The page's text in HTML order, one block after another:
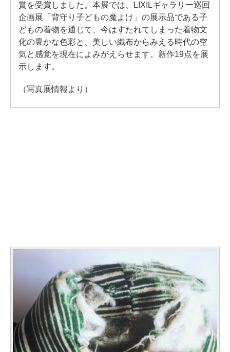
賞を受賞しました。本展では、LIXILギャラリー巡回
企画展「背守り子どもの魔よけ」の展示品である子
どもの着物を通じて、今はすたれてしまった着物文
化の豊かな色彩と、美しい織布からみえる時代の空
気と感覚を現在によみがえらせます。新作19点を展
示します。
（写真展情報より）